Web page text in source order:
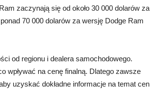
zaczynają się od około 30 000 dolarów za
70 000 dolarów za wersję Dodge Ram
od regionu i dealera samochodowego.
wpływać na cenę finalną. Dlatego zawsze
uzyskać dokładne informacje na temat cen